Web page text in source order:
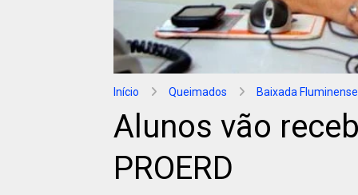
Início Queimados Baixada Fluminense
Alunos vão
PROERD